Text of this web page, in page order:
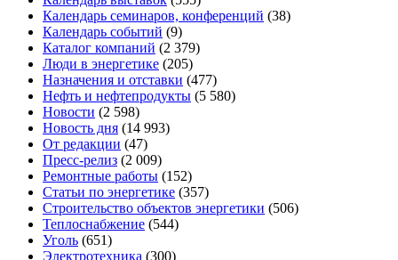
Календарь семинаров, конференций (38)
Календарь событий (9)
Каталог компаний (2 379)
Люди в энергетике (205)
Назначения и отставки (477)
Нефть и нефтепродукты (5 580)
Новости (2 598)
Новость дня (14 993)
От редакции (47)
Пресс-релиз (2 009)
Ремонтные работы (152)
Статьи по энергетике (357)
Строительство объектов энергетики (506)
Теплоснабжение (544)
Уголь (651)
Электротехника (300)